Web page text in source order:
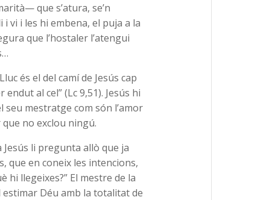
que s’atura, se’n
vi i les hi embena, el puja a la
que l’hostaler l’atengui
és el del camí de Jesús cap
al cel” (Lc 9,51). Jesús hi
mestratge com són l’amor
no exclou ningú.
li pregunta allò que ja
que en coneix les intencions,
hi llegeixes?” El mestre de la
estimar Déu amb la totalitat de